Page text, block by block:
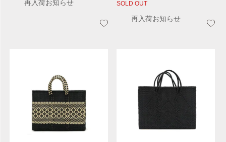
再入荷お知らせ SOLD OUT
再入荷お知らせ